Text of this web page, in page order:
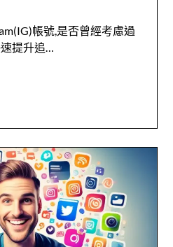
帳號,是否曾經考慮過
提升追…